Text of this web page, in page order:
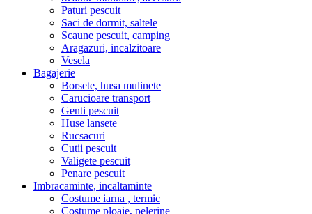
Paturi pescuit
Saci de dormit, saltele
Scaune pescuit, camping
Aragazuri, incalzitoare
Vesela
Bagajerie
Borsete, husa mulinete
Carucioare transport
Genti pescuit
Huse lansete
Rucsacuri
Cutii pescuit
Valigete pescuit
Penare pescuit
Imbracaminte, incaltaminte
Costume iarna , termic
Costume ploaie, pelerine